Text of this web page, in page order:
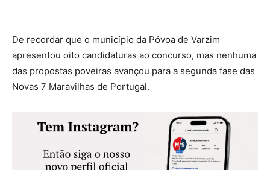
De recordar que o município da Póvoa de Varzim
apresentou oito candidaturas ao concurso, mas nenhuma
das propostas poveiras avançou para a segunda fase das
Novas 7 Maravilhas de Portugal.